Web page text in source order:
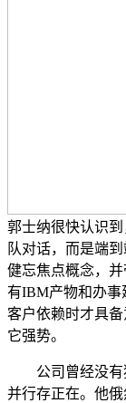
郭士纳很快认识
队对话，而是端
健忘焦点概念，
有IBM产物和办事
客户依赖时才具
它强势。
公司曾经没有
并行存正在。他